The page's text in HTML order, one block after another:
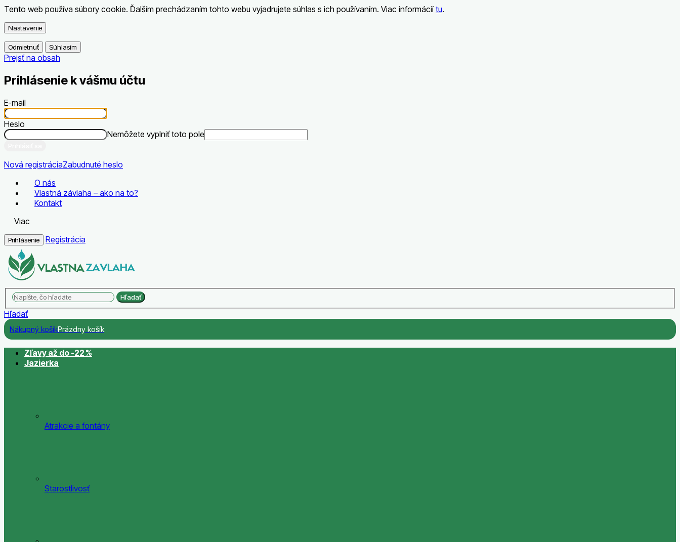
Tento web používa súbory cookie. Ďalším prechádzaním tohto webu vyjadrujete súhlas s ich používaním. Viac informácií tu.
Nastavenie
Odmietnuť Súhlasím
Prejsť na obsah
Prihlásenie k vášmu účtu
E-mail
Heslo
Nemôžete vyplniť toto pole
Nová registráciaZabudnuté heslo
O nás
Vlastná závlaha – ako na to?
Kontakt
Viac
Prihlásenie Registrácia
Hľadať
Hľadať
Nákupný košíkPrázdny košík
Zľavy až do -22 %
Jazierka
Atrakcie a fontány
Starostlivosť